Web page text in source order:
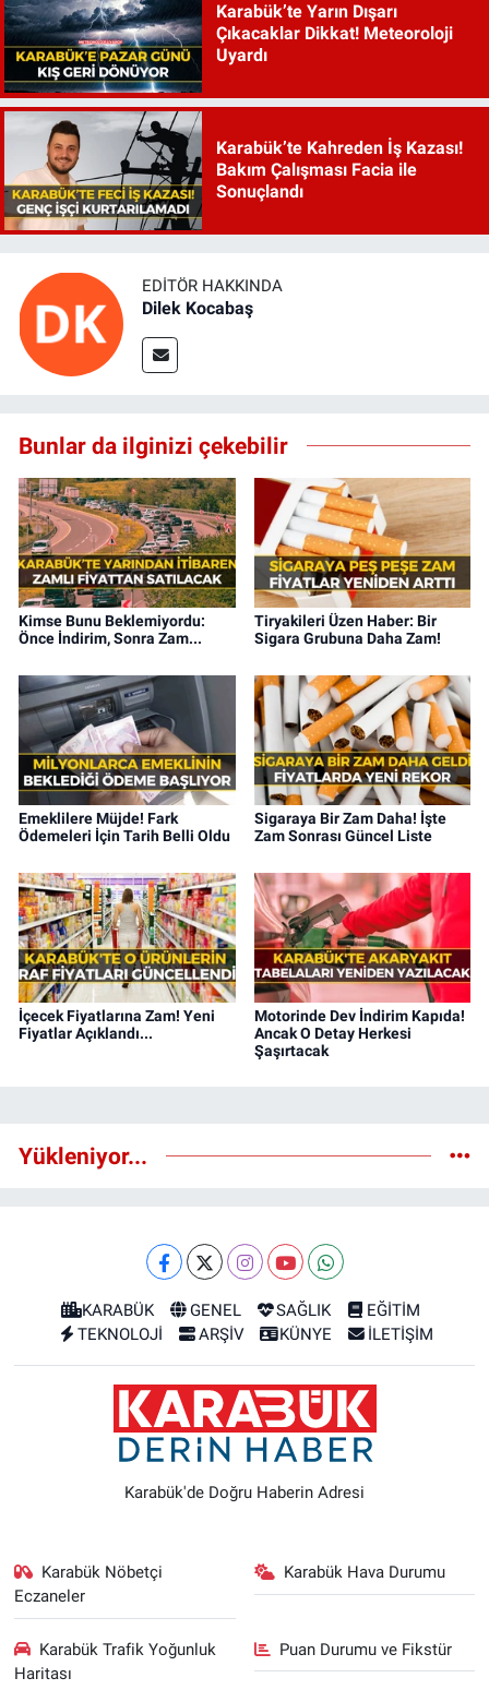
Karabük’te Yarın Dışarı
Çıkacaklar Dikkat! Meteoroloji
Uyardı
Karabük’te Kahreden İş Kazası!
Bakım Çalışması Facia ile
Sonuçlandı
EDITÖR HAKKINDA
Dilek Kocabaş
Bunlar da ilginizi çekebilir
Kimse Bunu Beklemiyordu:
Önce İndirim, Sonra Zam...
Tiryakileri Üzen Haber: Bir
Sigara Grubuna Daha Zam!
Emeklilere Müjde! Fark
Ödemeleri İçin Tarih Belli Oldu
Sigaraya Bir Zam Daha! İşte
Zam Sonrası Güncel Liste
İçecek Fiyatlarına Zam! Yeni
Fiyatlar Açıklandı...
Motorinde Dev İndirim Kapıda!
Ancak O Detay Herkesi
Şaşırtacak
Yükleniyor...
KARABÜK GENEL SAĞLIK
EĞİTİM
TEKNOLOJİ
ARŞİV KÜNYE İLETİŞİM
Karabük'de Doğru Haberin Adresi
Karabük Nöbetçi
Eczaneler
Karabük Hava Durumu
Karabük Trafik Yoğunluk
Haritası
Puan Durumu ve Fikstür